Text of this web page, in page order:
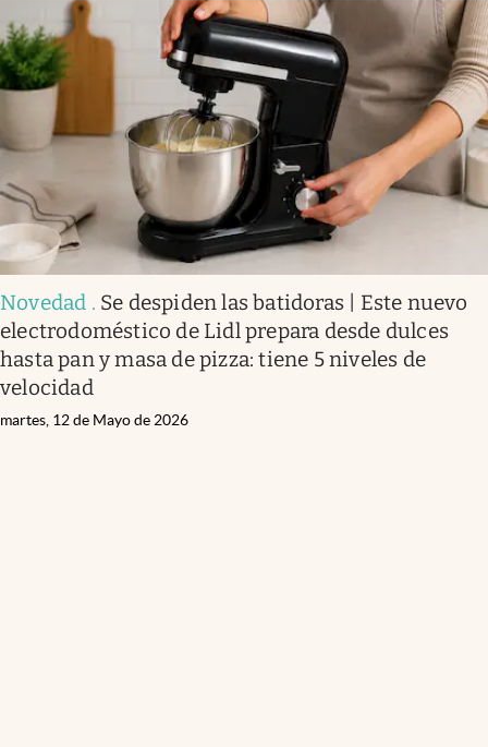
Novedad . Se despiden las batidoras | Este nuevo
electrodoméstico de Lidl prepara desde dulces
hasta pan y masa de pizza: tiene 5 niveles de
velocidad
martes, 12 de Mayo de 2026